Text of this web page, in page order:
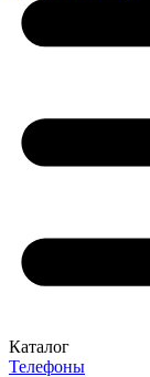
Каталог
Телефоны